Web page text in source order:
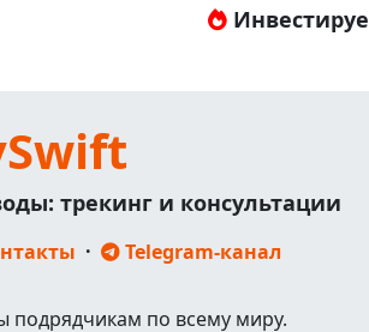
трекинг и консультации
· Telegram-канал
подрядчикам по всему миру.